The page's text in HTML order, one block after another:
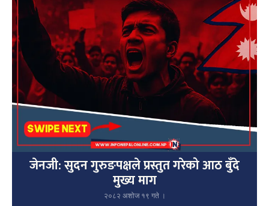
जेनजी: सुदन गुरुङपक्षले प्रस्तुत गरेको आठ बुँदे
मुख्य माग
२०८२ अशोज १९ गते ।